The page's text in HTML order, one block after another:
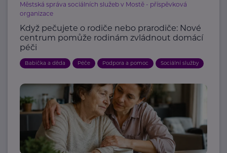
Městská správa sociálních služeb v Mostě - příspěvková
organizace
Když pečujete o rodiče nebo prarodiče: Nové
centrum pomůže rodinám zvládnout domácí
péči
Babička a děda Péče Podpora a pomoc Sociální služby